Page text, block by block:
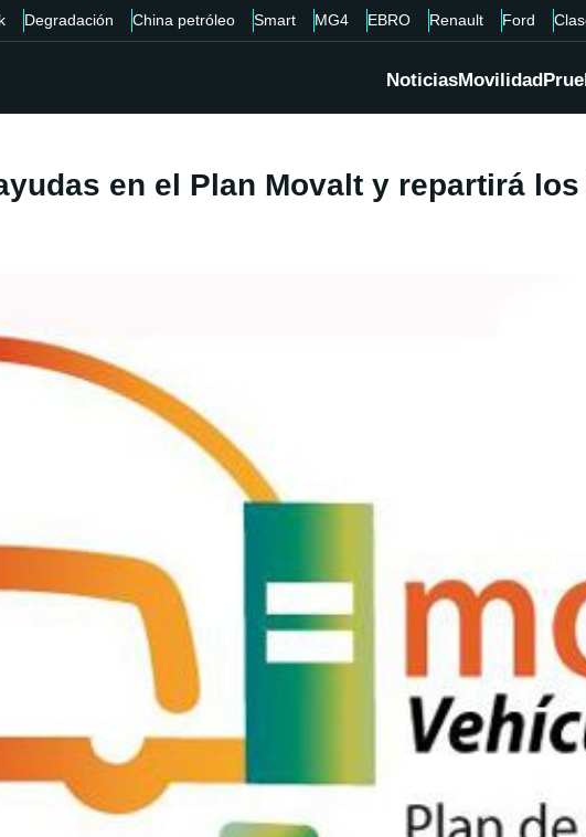
Degradación China petróleo Smart MG4 EBRO Renault Ford
NoticiasMovilidad
en el Plan Movalt y repartirá